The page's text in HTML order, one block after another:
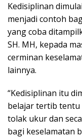
Kedisiplinan
menjadi contoh
yang coba
SH. MH, kepada
cerminan
lainnya.
“Kedisiplinan itu
belajar tertib tentu
tolak ukur dan
bagi keselamatan